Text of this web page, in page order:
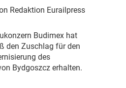
Redaktion Eurailpress
Budimex hat
den Zuschlag für den
des
Bydgoszcz erhalten.